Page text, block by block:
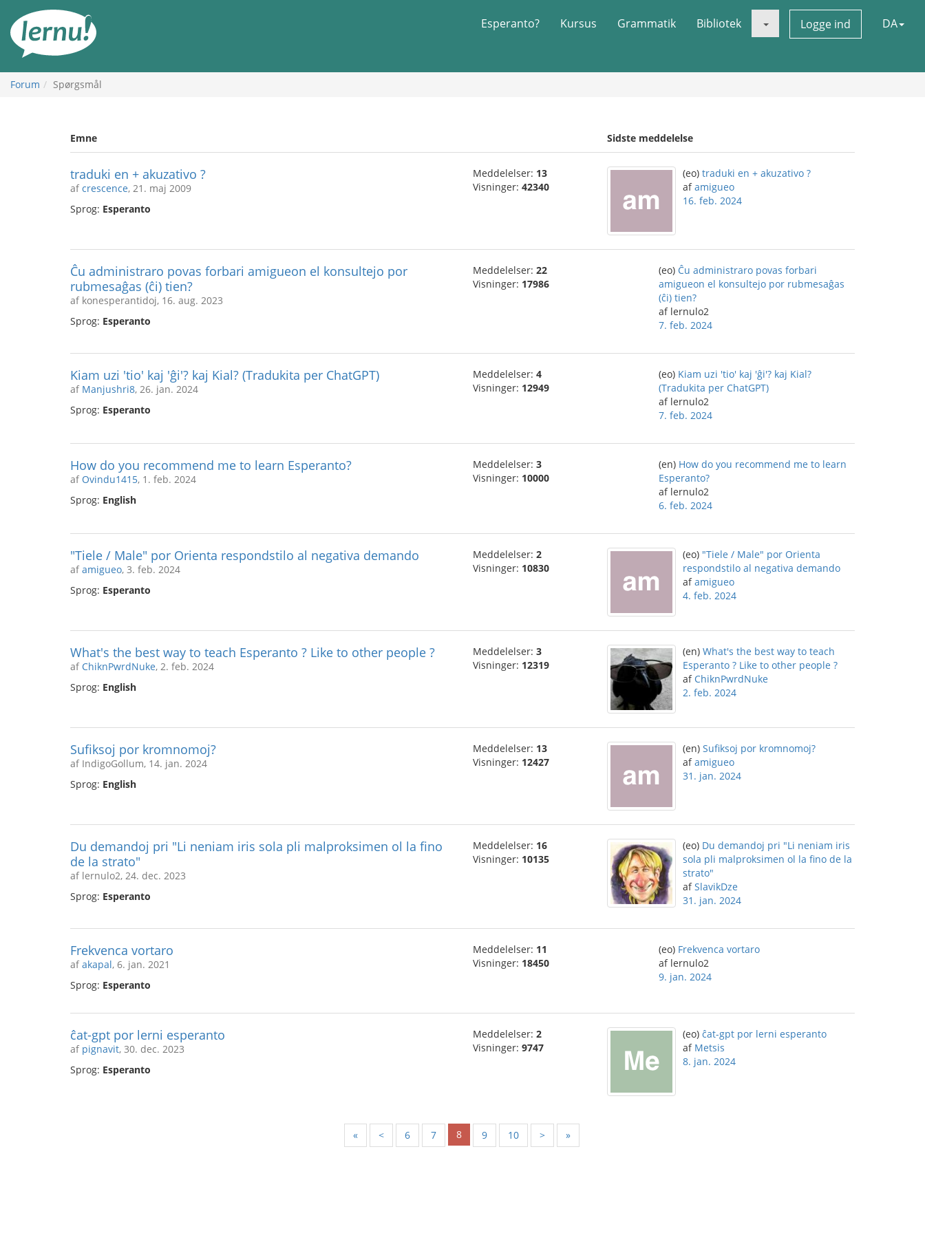
indholdet
Esperanto? Kursus Grammatik Bibliotek Logge ind DA
Forum Spørgsmål
Emne Sidste meddelelse
traduki en + akuzativo ?
afcrescence, 21. maj 2009
Sprog: Esperanto
Meddelelser: 13
Visninger: 42340
(eo) traduki en + akuzativo ?
afamigueo
16. feb. 2024
Ĉu administraro povas forbari amigueon el konsultejo por
rubmesaĝas (ĉi) tien?
af konesperantidoj, 16. aug. 2023
Sprog: Esperanto
Meddelelser: 22
Visninger: 17986
(eo) Ĉu administraro povas forbari
amigueon el konsultejo por rubmesaĝas
(ĉi) tien?
af lernulo2
7. feb. 2024
Kiam uzi 'tio' kaj 'ĝi'? kaj Kial? (Tradukita per ChatGPT)
af Manjushri8, 26. jan. 2024
Sprog: Esperanto
Meddelelser: 4
Visninger: 12949
(eo) Kiam uzi 'tio' kaj 'ĝi'? kaj Kial?
(Tradukita per ChatGPT)
af lernulo2
7. feb. 2024
How do you recommend me to learn Esperanto?
af Ovindu1415, 1. feb. 2024
Sprog: English
Meddelelser: 3
Visninger: 10000
(en) How do you recommend me to learn
Esperanto?
af lernulo2
6. feb. 2024
"Tiele / Male" por Orienta respondstilo al negativa demando
afamigueo, 3. feb. 2024
Sprog: Esperanto
Meddelelser: 2
Visninger: 10830
(eo) "Tiele / Male" por Orienta
respondstilo al negativa demando
afamigueo
4. feb. 2024
What's the best way to teach Esperanto ? Like to other people ?
af ChiknPwrdNuke, 2. feb. 2024
Sprog: English
Meddelelser: 3
Visninger: 12319
(en) What's the best way to teach
Esperanto ? Like to other people ?
af ChiknPwrdNuke
2. feb. 2024
Sufiksoj por kromnomoj?
af IndigoGollum, 14. jan. 2024
Sprog: English
Meddelelser: 13
Visninger: 12427
(en) Sufiksoj por kromnomoj?
afamigueo
31. jan. 2024
Du demandoj pri "Li neniam iris sola pli malproksimen ol la fino
de la strato"
af lernulo2, 24. dec. 2023
Sprog: Esperanto
Meddelelser: 16
Visninger: 10135
(eo) Du demandoj pri "Li neniam iris
sola pli malproksimen ol la fino de la
strato"
afSlavikDze
31. jan. 2024
Frekvenca vortaro
afakapal, 6. jan. 2021
Sprog: Esperanto
Meddelelser: 11
Visninger: 18450
(eo) Frekvenca vortaro
af lernulo2
9. jan. 2024
ĉat-gpt por lerni esperanto
af pignavit, 30. dec. 2023
Sprog: Esperanto
Meddelelser: 2
Visninger: 9747
(eo) ĉat-gpt por lerni esperanto
af Metsis
8. jan. 2024
« < 6 7 8 9 10 > »